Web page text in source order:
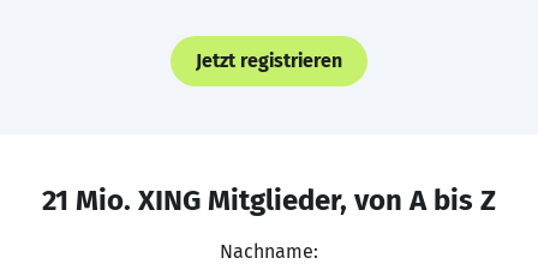
Jetzt registrieren
21 Mio. XING Mitglieder, von A bis Z
Nachname: